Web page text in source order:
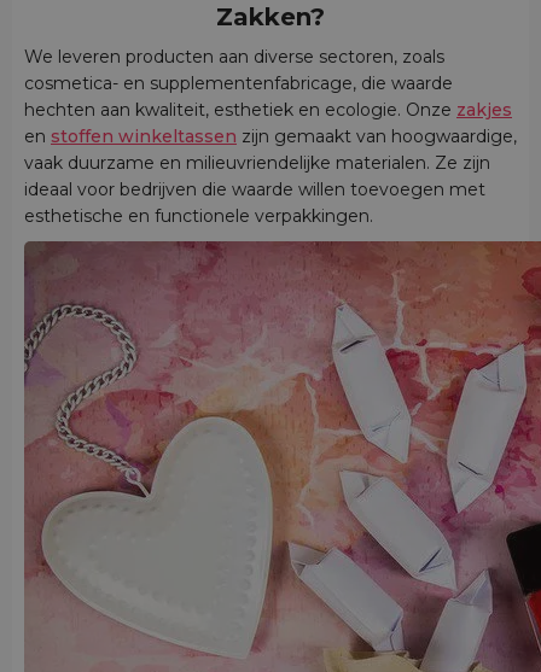
Zakken?
We leveren producten aan diverse sectoren, zoals
cosmetica- en supplementenfabricage, die waarde
hechten aan kwaliteit, esthetiek en ecologie. Onze zakjes
en stoffen winkeltassen zijn gemaakt van hoogwaardige,
vaak duurzame en milieuvriendelijke materialen. Ze zijn
ideaal voor bedrijven die waarde willen toevoegen met
esthetische en functionele verpakkingen.